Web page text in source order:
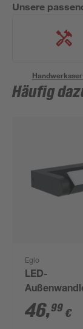
Unsere
Häufig
Eglo
LED-
'Brianza' 4,8
warmweiß
46,99 €